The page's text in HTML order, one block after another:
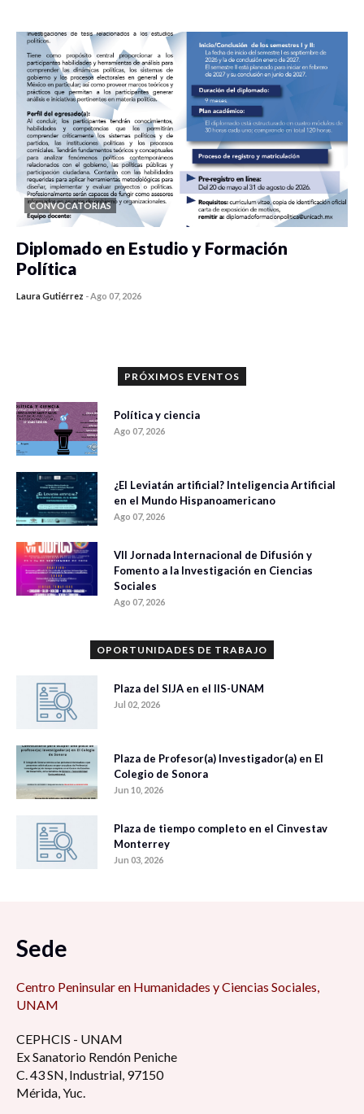
CONVOCATORIAS
Diplomado en Estudio y Formación
Política
Laura Gutiérrez -Ago 07, 2026
PRÓXIMOS EVENTOS
Política y ciencia
Ago 07, 2026
¿El Leviatán artificial? Inteligencia Artificial
en el Mundo Hispanoamericano
Ago 07, 2026
VII Jornada Internacional de Difusión y
Fomento a la Investigación en Ciencias
Sociales
Ago 07, 2026
OPORTUNIDADES DE TRABAJO
Plaza del SIJA en el IIS-UNAM
Jul 02, 2026
Plaza de Profesor(a) Investigador(a) en El
Colegio de Sonora
Jun 10, 2026
Plaza de tiempo completo en el Cinvestav
Monterrey
Jun 03, 2026
Sede
Centro Peninsular en Humanidades y Ciencias Sociales,
UNAM
CEPHCIS - UNAM
Ex Sanatorio Rendón Peniche
C. 43 SN, Industrial, 97150
Mérida, Yuc.